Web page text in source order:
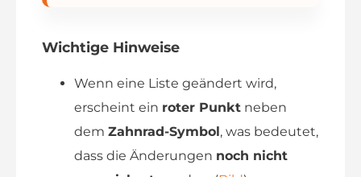
Wichtige Hinweise
Wenn eine Liste geändert wird,
erscheint ein roter Punkt neben
dem Zahnrad-Symbol, was bedeutet,
dass die Änderungen noch nicht